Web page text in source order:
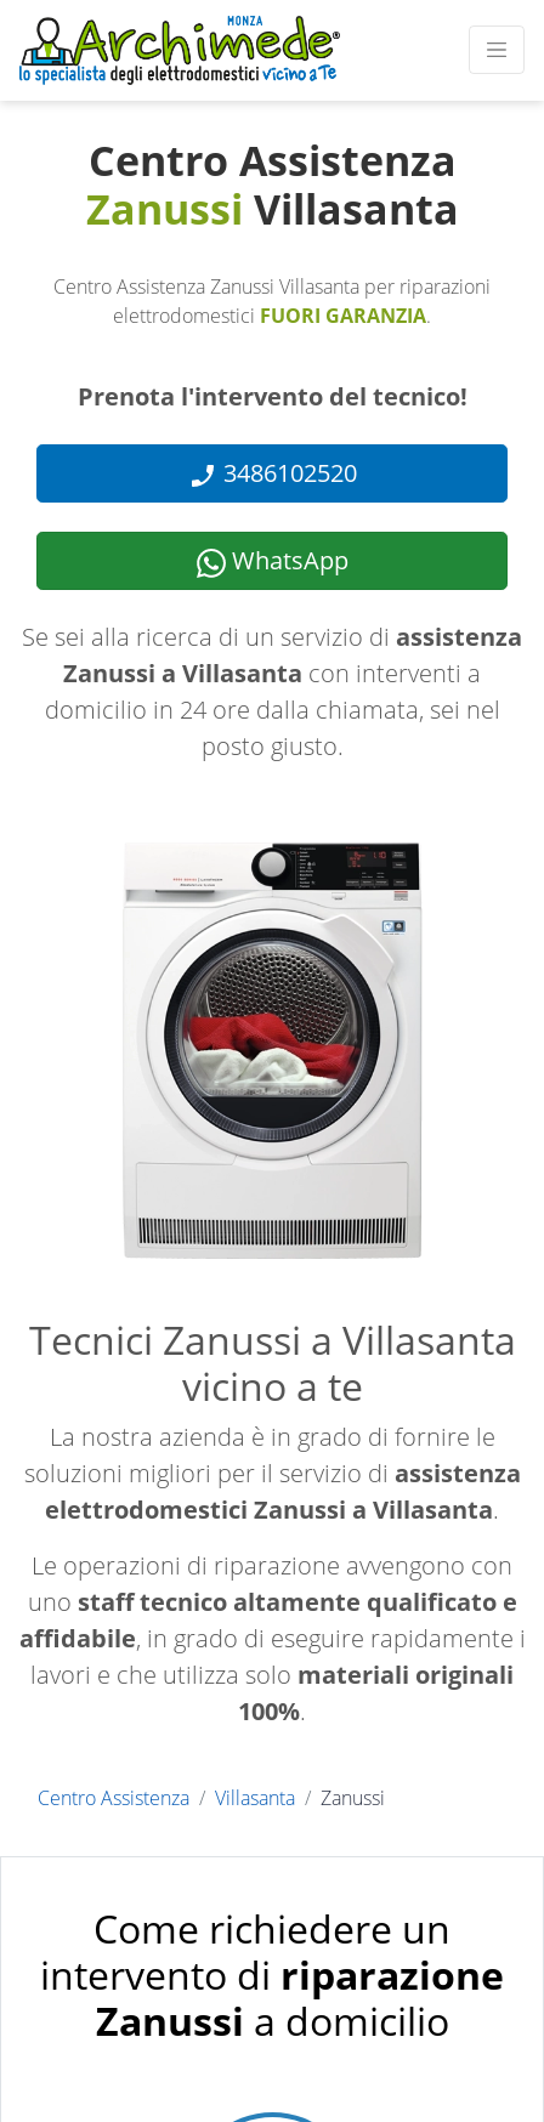
Centro Assistenza
Zanussi Villasanta
Centro Assistenza Zanussi Villasanta per riparazioni
elettrodomestici FUORI GARANZIA.
Prenota l'intervento del tecnico!
3486102520
WhatsApp
Se sei alla ricerca di un servizio di assistenza
Zanussi a Villasanta con interventi a
domicilio in 24 ore dalla chiamata, sei nel
posto giusto.
Tecnici Zanussi a Villasanta
vicino a te
La nostra azienda è in grado di fornire le
soluzioni migliori per il servizio di assistenza
elettrodomestici Zanussi a Villasanta.
Le operazioni di riparazione avvengono con
uno staff tecnico altamente qualificato e
affidabile, in grado di eseguire rapidamente i
lavori e che utilizza solo materiali originali
100%.
Centro Assistenza Villasanta Zanussi
Come richiedere un
intervento di riparazione
Zanussi a domicilio